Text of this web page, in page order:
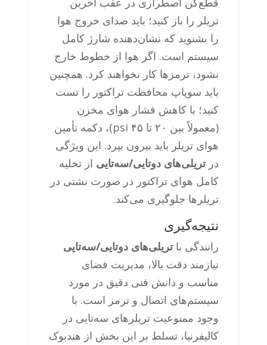
تریلر را باز کنید؛ باید صدای خروج هوا
را بشنوید که نشان‌دهنده شارژ کامل
سیستم است. اگر هوا از خطوط خارج
نشود، ترمزها کار نخواهند کرد. همچنین
باید سوپاپ محافظت تراکتور را تست
کنید؛ با کاهش فشار هوای مخزن
(معمولاً بین ۲۰ تا ۴۵ psi)، دکمه تأمین
هوای تریلر باید بیرون بپرد. این ویژگی
در تریلی‌های دوتایی/سه‌تایی از تخلیه
کامل هوای تراکتور در صورت نشتی در
تریلرها جلوگیری می‌کند.
نتیجه‌گیری
رانندگی با تریلی‌های دوتایی/سه‌تایی
نیازمند دقت بالا، مدیریت فضای
مناسب و دانش فنی دقیق در مورد
سیستم‌های اتصال و ترمز است. با
وجود ممنوعیت تریلرهای سه‌تایی در
کالیفرنیا، تسلط بر این بخش از هندبوک